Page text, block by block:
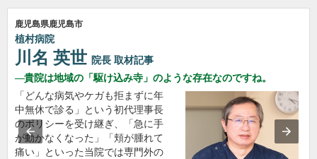
鹿児島県鹿児島市
植村病院
川名 英世 院長 取材記事
貴院は地域の「駆け込み寺」のような存在なのですね。
「どんな病気やケガも拒まずに年
中無休で診る」という初代理事長
のポリシーを受け継ぎ、「急に手
が動かなくなった」「頬が腫れて
痛い」といった当院では専門外の